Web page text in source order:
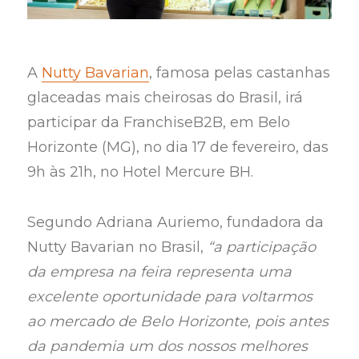
A Nutty Bavarian, famosa pelas castanhas
glaceadas mais cheirosas do Brasil, irá
participar da FranchiseB2B, em Belo
Horizonte (MG), no dia 17 de fevereiro, das
9h às 21h, no Hotel Mercure BH.
Segundo Adriana Auriemo, fundadora da
Nutty Bavarian no Brasil, “a participação
da empresa na feira representa uma
excelente oportunidade para voltarmos
ao mercado de Belo Horizonte, pois antes
da pandemia um dos nossos melhores